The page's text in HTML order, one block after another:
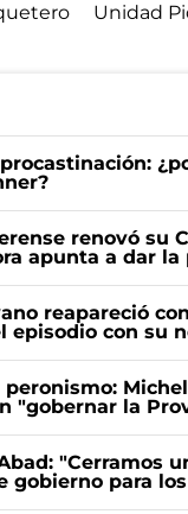
Unidad
renovó su
apunta a dar la
reapareció
episodio con su
peronismo:
"gobernar la
"Cerramos
gobierno para